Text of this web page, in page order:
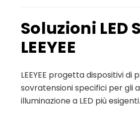
Soluzioni LED
LEEYEE
LEEYEE progetta dispositivi di
sovratensioni specifici per gli
illuminazione a LED più esigenti.